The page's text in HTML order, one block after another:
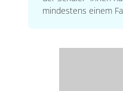
mindestens einem